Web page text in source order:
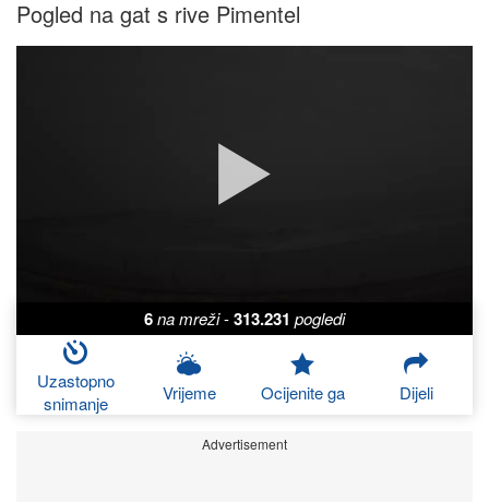
Pogled na gat s rive Pimentel
6na mreži-313.231 pogledi
Uzastopno
snimanje
Vrijeme Ocijenite ga Dijeli
Advertisement